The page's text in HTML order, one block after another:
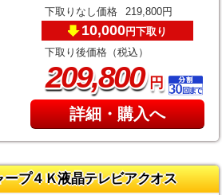
下取りなし価格 219,800円
10,000円下取り
下取り後価格（税込）
209,800円
詳細・購入へ
プ４Ｋ液晶テレビアクオス